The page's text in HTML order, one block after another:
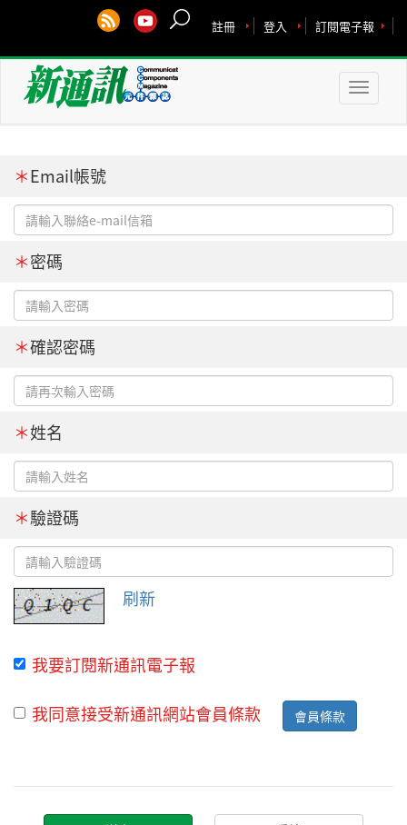
訂閱電子報
登入
註冊
Toggle
＊Email帳號
＊密碼
＊確認密碼
＊姓名
＊驗證碼
刷新
我要訂閱新通訊電子報
我同意接受新通訊網站會員條款
會員條款